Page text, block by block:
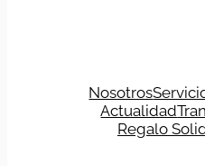
Nosotros
Actualidad
Regalo